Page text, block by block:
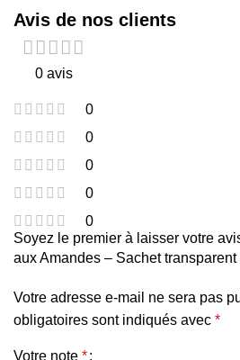
Avis de nos clients
0 avis
0
0
0
0
0
Soyez le premier à laisser votre
aux Amandes – Sachet transparent
Votre adresse e-mail ne sera pas
obligatoires sont indiqués avec *
Votre note *